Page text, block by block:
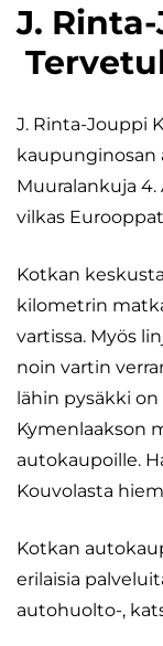
J.
J. Rinta-Jouppi
kaupunginosan
Muuralankuja
vilkas
Kotkan
kilometrin
vartissa. Myös
noin vartin
lähin pysäkki
Kymenlaakson
autokaupoille.
Kouvolasta
Kotkan
erilaisia
autohuolto-,